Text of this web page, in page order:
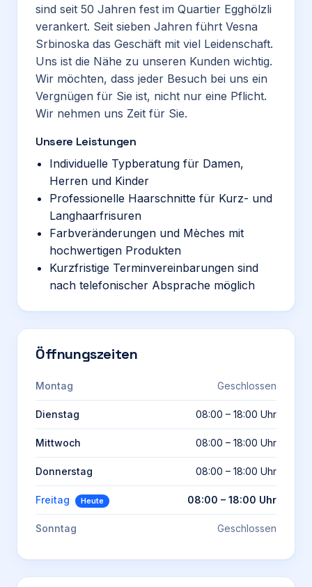
sind seit 50 Jahren fest im Quartier Egghölzli
verankert. Seit sieben Jahren führt Vesna
Srbinoska das Geschäft mit viel Leidenschaft.
Uns ist die Nähe zu unseren Kunden wichtig.
Wir möchten, dass jeder Besuch bei uns ein
Vergnügen für Sie ist, nicht nur eine Pflicht.
Wir nehmen uns Zeit für Sie.
Unsere Leistungen
Individuelle Typberatung für Damen,
Herren und Kinder
Professionelle Haarschnitte für Kurz- und
Langhaarfrisuren
Farbveränderungen und Mèches mit
hochwertigen Produkten
Kurzfristige Terminvereinbarungen sind
nach telefonischer Absprache möglich
Öffnungszeiten
Montag Geschlossen
Dienstag 08:00 – 18:00 Uhr
Mittwoch 08:00 – 18:00 Uhr
Donnerstag 08:00 – 18:00 Uhr
Freitag Heute 08:00 – 18:00 Uhr
Sonntag Geschlossen